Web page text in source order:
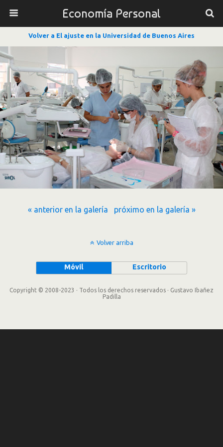
Economía Personal
Volver a El ajuste en la Universidad de Buenos Aires
« anterior en la galería próximo en la galería »
Volver arriba
Móvil Escritorio
Copyright © 2008-2023 · Todos los derechos reservados · Gustavo Ibañez
Padilla